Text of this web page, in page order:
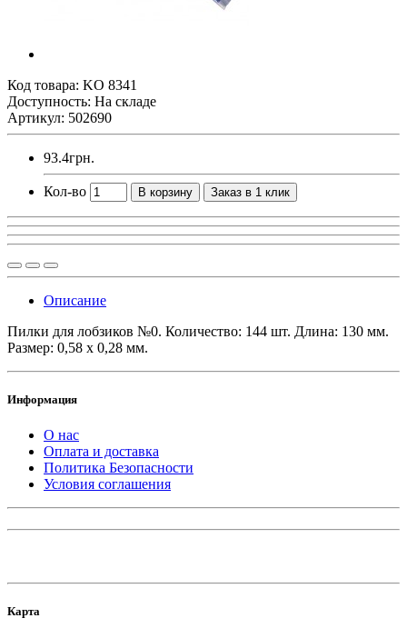
Код товара: KO 8341
Доступность: На складе
Артикул: 502690
93.4грн.
Кол-во В корзину Заказ в 1 клик
Описание
Пилки для лобзиков №0. Количество: 144 шт. Длина: 130 мм.
Размер: 0,58 х 0,28 мм.
Информация
О нас
Оплата и доставка
Политика Безопасности
Условия соглашения
Карта